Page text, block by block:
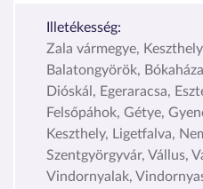
Illetékesség:
Zala vármegye,
Balatongyörök,
Dióskál, Egeraracsa,
Felsőpáhok, Gétye,
Keszthely, Ligetfalva,
Szentgyörgyvár, Vállus,
Vindornyalak,